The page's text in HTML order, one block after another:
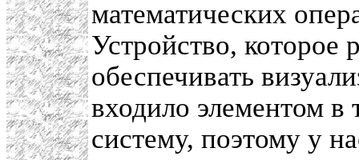
математических
Устройство, которое
обеспечивать
входило элементом
систему, поэтому у